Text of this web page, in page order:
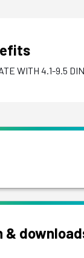
WITH 4.1-9.5 DIN
&